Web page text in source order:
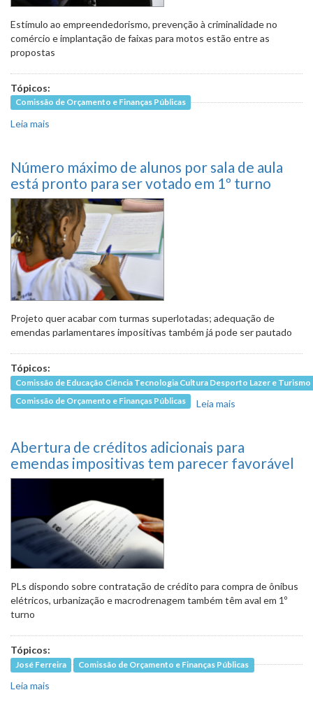
Estímulo ao empreendedorismo, prevenção à criminalidade no
comércio e implantação de faixas para motos estão entre as
propostas
Tópicos:
Comissão de Orçamento e Finanças Públicas
Leia mais
Número máximo de alunos por sala de aula
está pronto para ser votado em 1º turno
Projeto quer acabar com turmas superlotadas; adequação de
emendas parlamentares impositivas também já pode ser pautado
Tópicos:
Comissão de Educação Ciência Tecnologia Cultura Desporto Lazer e Turismo
Comissão de Orçamento e Finanças Públicas
Leia mais
de aula está
pronto para
Abertura de créditos adicionais para
emendas impositivas tem parecer favorável
PLs dispondo sobre contratação de crédito para compra de ônibus
elétricos, urbanização e macrodrenagem também têm aval em 1º
turno
Tópicos:
José Ferreira Comissão de Orçamento e Finanças Públicas
Leia mais